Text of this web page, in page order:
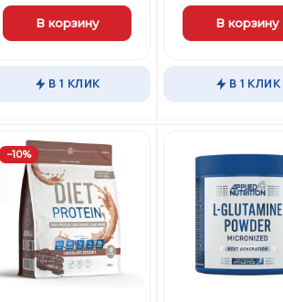
В корзину
В 1 КЛИК
В корзину
имеет
выбрать
на
странице
товара.
В 1 КЛИК
−10%
Добавить
в
Вишлист